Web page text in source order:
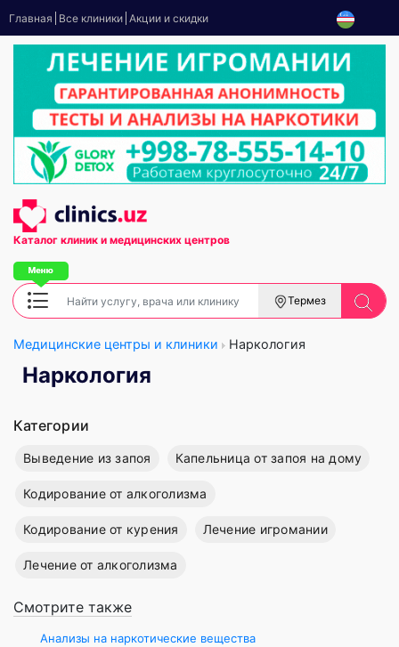
Главная Все клиники Акции и скидки
Каталог клиник и медицинских центров
Термез
Медицинские центры и клиники Наркология
Наркология
Категории
Выведение из запоя Капельница от запоя на дому
Кодирование от алкоголизма
Кодирование от курения Лечение игромании
Лечение от алкоголизма
Смотрите также
Анализы на наркотические вещества